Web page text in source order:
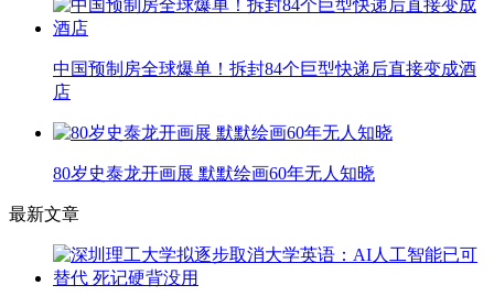
中国预制房全球爆单！拆封84个巨型快递后直接变成酒
店
80岁史泰龙开画展 默默绘画60年无人知晓
最新文章